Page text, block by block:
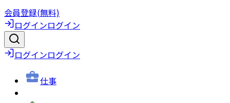
会員登録(無料)
ログインログイン
ログインログイン
仕事